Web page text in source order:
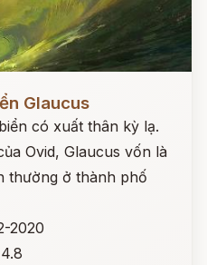
Glaucus
có xuất thân kỳ lạ.
Ovid, Glaucus vốn là
thường ở thành phố
2020
4.8